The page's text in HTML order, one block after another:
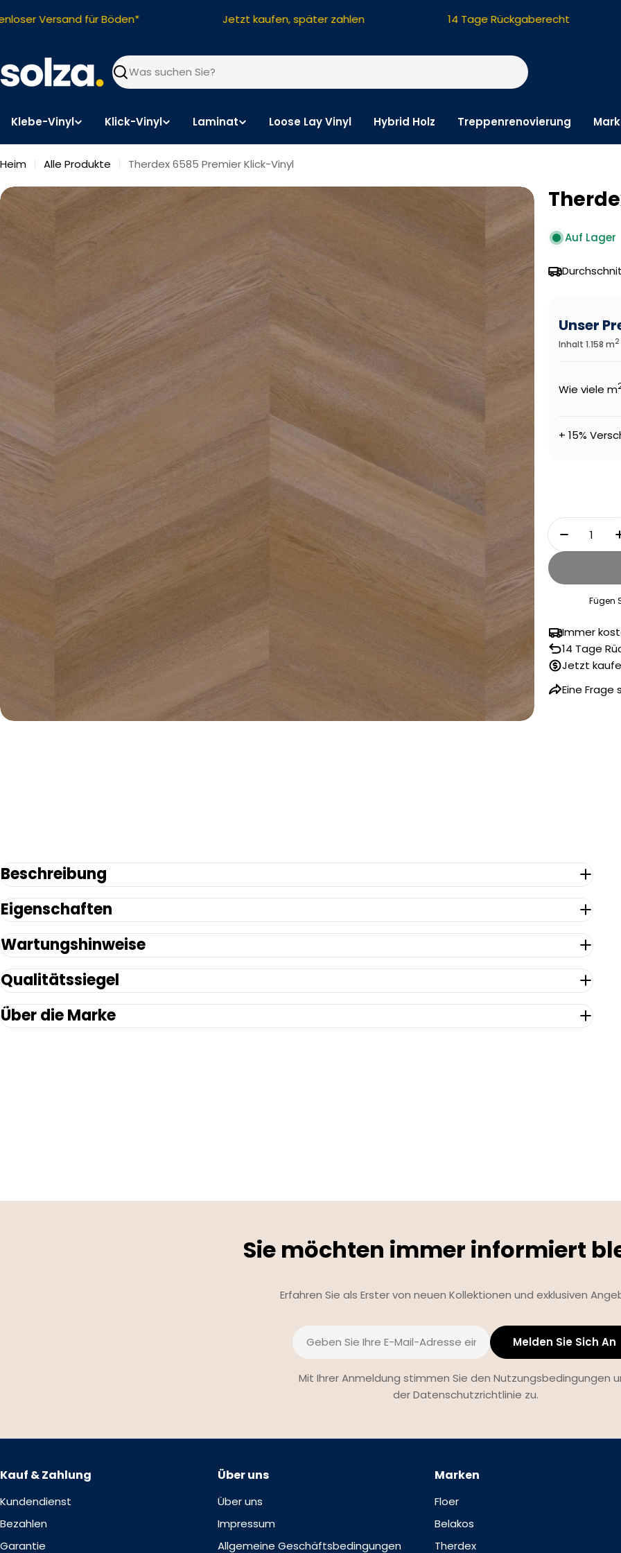
InhaltVersand für Böden* Jetzt kaufen, später zahlen 14 Tage Rückgaberecht
Suchen
Klebe-Vinyl Klick-Vinyl Laminat Loose Lay Vinyl Hybrid Holz Treppenrenovierung
Heim Alle Produkte Therdex 6585 Premier Klick-Vinyl
Sie das Medium 0 im Modalformat
Auf Lager
Unser
Inhalt 1.158 m2
Wie viele m
+ 15%
Menge
Menge
Fügen
Immer
14 Tage
Jetzt
Eine Frage
Beschreibung
Eigenschaften
Wartungshinweise
Qualitätssiegel
Über die Marke
Sie möchten immer informiert
Erfahren Sie als Erster von neuen Kollektionen und exklusiven
E-
Mail
Melden Sie Sich An
Mit Ihrer Anmeldung stimmen Sie den Nutzungsbedingungen
der Datenschutzrichtlinie zu.
Kauf & Zahlung
Kundendienst
Bezahlen
Garantie
Über uns
Über uns
Impressum
Allgemeine Geschäftsbedingungen
Marken
Floer
Belakos
Therdex